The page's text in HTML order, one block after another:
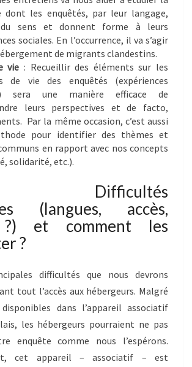
dont les enquêtés, par leur langage,
sens et donnent forme à leurs
sociales. En l’occurrence, il va s’agir
de migrants clandestins.
vie : Recueillir des éléments sur les
de vie des enquêtés (expériences
sera une manière efficace de
leurs perspectives et de facto,
Par la même occasion, c’est aussi
pour identifier des thèmes et
en rapport avec nos concepts
solidarité, etc.).
(langues, accès,
?) et comment les
?
difficultés que nous devrons
tout l’accès aux hébergeurs. Malgré
dans l’appareil associatif
les hébergeurs pourraient ne pas
enquête comme nous l’espérons.
cet appareil – associatif – est